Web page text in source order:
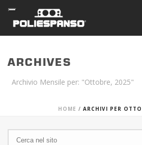
ARCHIVES
Archivio Mensile per: "Ottobre, 2025"
HOME / ARCHIVI PER